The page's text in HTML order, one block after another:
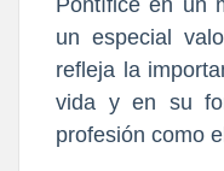
un especial
refleja la
vida y en su
profesión como